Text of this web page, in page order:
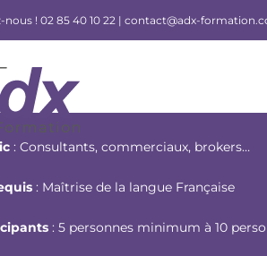
nous ! 02 85 40 10 22 | contact@adx-
: Consultants, commerciaux, brokers…
: Maîtrise de la langue Française
: 5 personnes minimum à 10